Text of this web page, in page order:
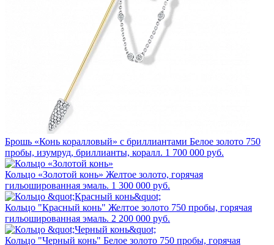
Брошь «Конь коралловый» с бриллиантами Белое золото 750
пробы, изумруд, бриллианты, коралл. 1 700 000 руб.
Кольцо «Золотой конь» Желтое золото, горячая
гильошированная эмаль. 1 300 000 руб.
Кольцо "Красный конь" Желтое золото 750 пробы, горячая
гильошированная эмаль. 2 200 000 руб.
Кольцо "Черный конь" Белое золото 750 пробы, горячая